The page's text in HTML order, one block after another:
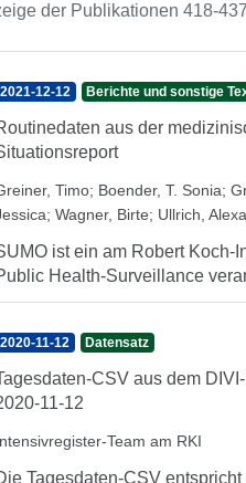
der Publikationen 418-
2021-12-12 Berichte und sonstige
aus der
Timo; Boender, T. Sonia;
; Wagner, Birte; Ullrich,
ist ein am Robert Koch-
Health-Surveillance
2020-11-12 Datensatz
CSV aus dem
11-12
Team am RKI
Tagesdaten-CSV